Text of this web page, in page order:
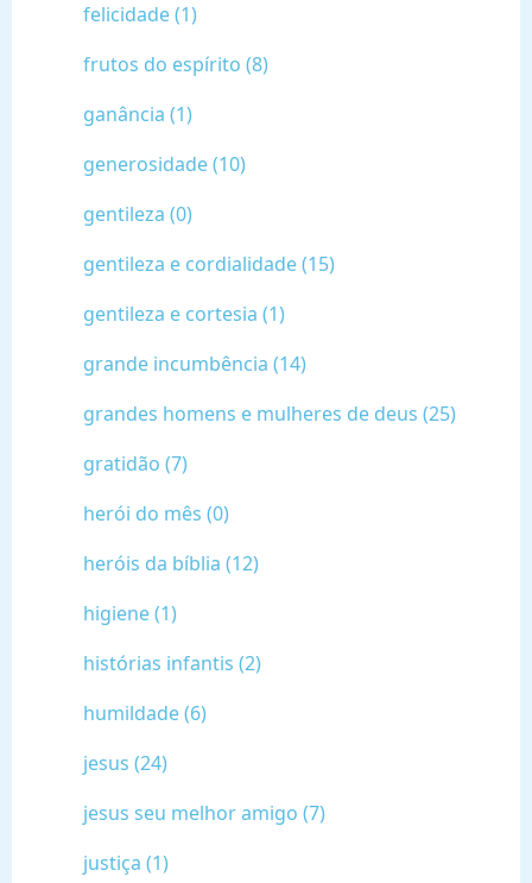
felicidade (1)
frutos do espírito (8)
ganância (1)
generosidade (10)
gentileza (0)
gentileza e cordialidade (15)
gentileza e cortesia (1)
grande incumbência (14)
grandes homens e mulheres de deus (25)
gratidão (7)
herói do mês (0)
heróis da bíblia (12)
higiene (1)
histórias infantis (2)
humildade (6)
jesus (24)
jesus seu melhor amigo (7)
justiça (1)